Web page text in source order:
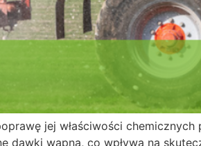
jej właściwości
wapna, co wpływa na